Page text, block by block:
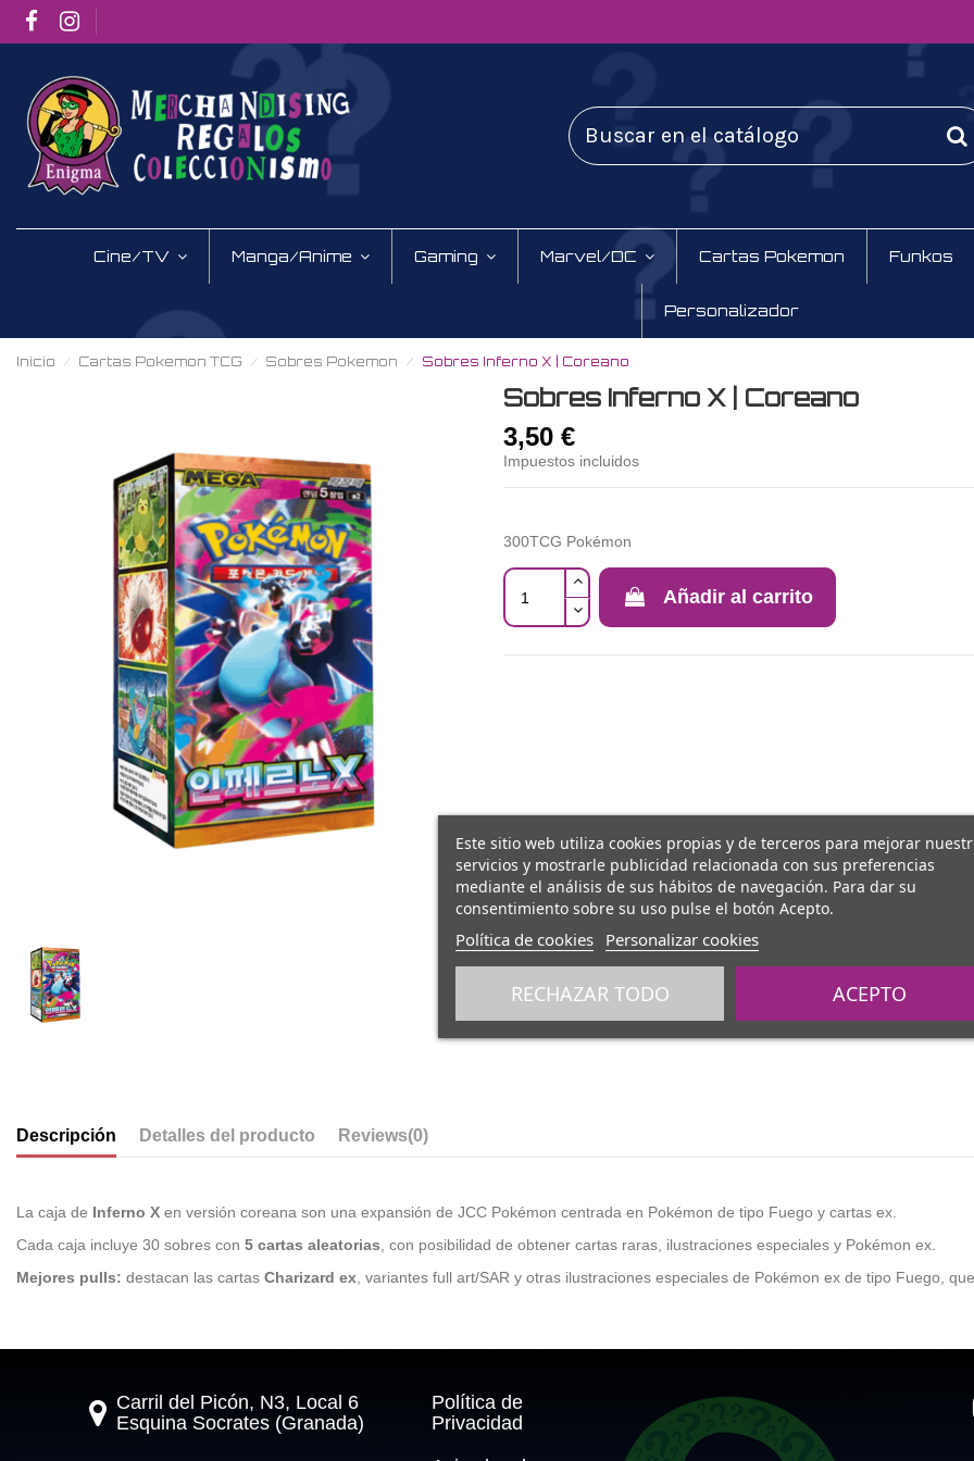
Cine/TV Manga/Anime Gaming Marvel/DC Cartas Pokemon Funkos
Personalizador
Inicio Cartas Pokemon TCG Sobres Pokemon Sobres Inferno X | Coreano
Sobres Inferno X | Coreano
3,50 €
Impuestos incluidos
300TCG Pokémon
Añadir al carrito
Descripción Detalles del producto Reviews(0)
La caja de Inferno X en versión coreana son una expansión de JCC Pokémon centrada en Pokémon de tipo Fuego y cartas ex.
Cada caja incluye 30 sobres con 5 cartas aleatorias , con posibilidad de obtener cartas raras, ilustraciones especiales y Pokémon ex.
Mejores pulls: destacan las cartas Charizard ex , variantes full art/SAR y otras ilustraciones especiales de Pokémon ex de tipo Fuego,
Carril del Picón, N3, Local 6
Esquina Socrates (Granada)
Política de
Privacidad
Este sitio web utiliza cookies propias y de terceros para mejorar
servicios y mostrarle publicidad relacionada con sus preferencias
mediante el análisis de sus hábitos de navegación. Para dar su
consentimiento sobre su uso pulse el botón Acepto.
Política de cookies Personalizar cookies
RECHAZAR TODO ACEPTO